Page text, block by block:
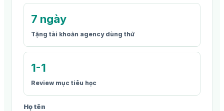
7 ngày
Tặng tài khoản agency dùng thử
1-1
Review mục tiêu học
Họ tên